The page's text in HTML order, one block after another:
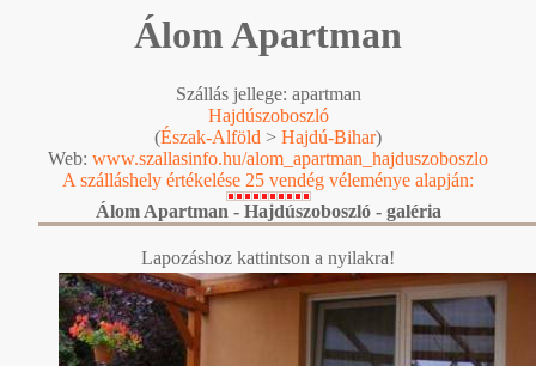
Álom Apartman
Szállás jellege: apartman
Hajdúszoboszló
(Észak-Alföld > Hajdú-Bihar)
Web: www.szallasinfo.hu/alom_apartman_hajduszoboszlo
A szálláshely értékelése 25 vendég véleménye alapján:
Álom Apartman - Hajdúszoboszló - galéria
Lapozáshoz kattintson a nyilakra!